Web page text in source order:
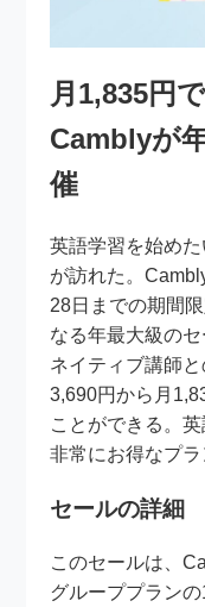
月1,835円
Camblyが
催
英語学習を始め
が訪れた。
28日までの期間
なる年最大級の
ネイティブ講師
3,690円から月
ことができる。
非常にお得なプラ
セールの詳細
このセールは、
グループプラン